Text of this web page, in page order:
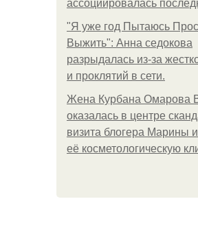
ассоциировалась
"Я уже год Пытаюсь
Выжить": Анна седокова
разрыдалась из-за
и проклятий в сети.
Жена Курбана Омарова
оказалась в центре
визита блогера Марины
её косметологическую